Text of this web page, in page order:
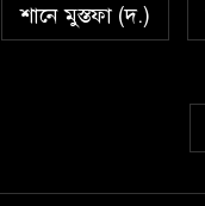
শানে মুস্তফা (দ.)